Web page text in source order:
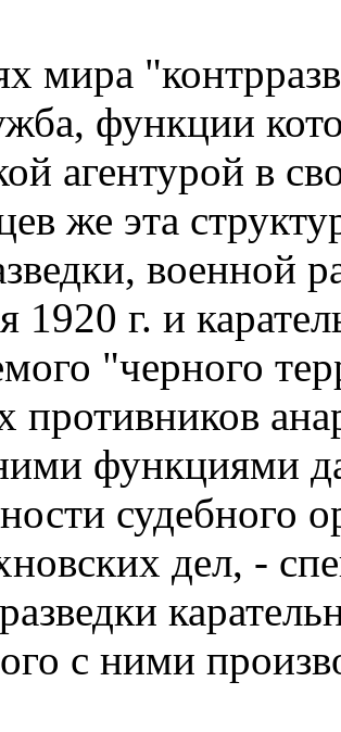
мира
функции
агентурой в
же эта
военной
1920 г. и
"черного
противников
функциями
судебного
дел, -
с ними